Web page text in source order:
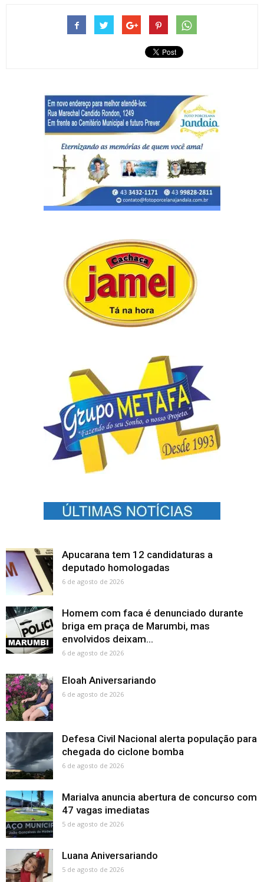
Apucarana tem 12 candidaturas a
deputado homologadas
6 de agosto de 2026
Homem com faca é denunciado durante
briga em praça de Marumbi, mas
envolvidos deixam...
6 de agosto de 2026
Eloah Aniversariando
6 de agosto de 2026
Defesa Civil Nacional alerta população para
chegada do ciclone bomba
6 de agosto de 2026
Marialva anuncia abertura de concurso com
47 vagas imediatas
5 de agosto de 2026
Luana Aniversariando
5 de agosto de 2026